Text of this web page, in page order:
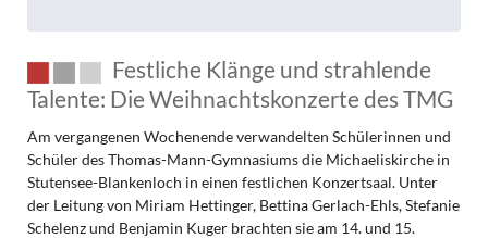
Festliche Klänge und strahlende
Talente: Die Weihnachtskonzerte des TMG
Am vergangenen Wochenende verwandelten Schülerinnen und
Schüler des Thomas-Mann-Gymnasiums die Michaeliskirche in
Stutensee-Blankenloch in einen festlichen Konzertsaal. Unter
der Leitung von Miriam Hettinger, Bettina Gerlach-Ehls, Stefanie
Schelenz und Benjamin Kuger brachten sie am 14. und 15.